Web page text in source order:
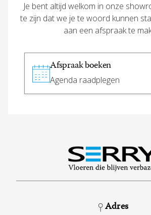
Je bent altijd welkom in onze
te zijn dat we je te woord kunnen
aan een afspraak te
Afspraak boeken
Agenda raadplegen
Adres